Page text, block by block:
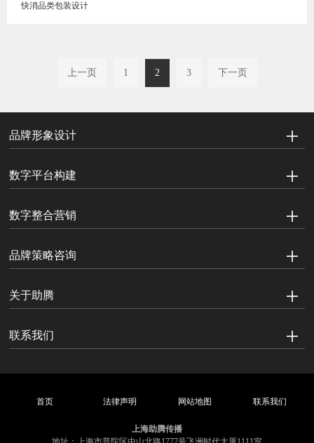
苏盐井神），2016年被认定为国家企业技术中心。
快消品类包装设计
上一页 1 2 3 下一页
品牌形象设计
数字平台构建
数字整合营销
品牌策略咨询
关于助腾
联系我们
首页 法律声明 网站地图 联系我们
上海助腾传播